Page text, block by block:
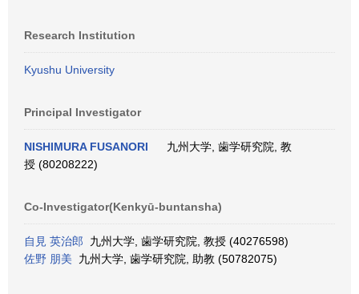
Research Institution
Kyushu University
Principal Investigator
NISHIMURA FUSANORI
九州大学, 歯学研究院, 教
授 (80208222)
Co-Investigator(Kenkyū-buntansha)
自見 英治郎 九州大学, 歯学研究院, 教授 (40276598)
佐野 朋美 九州大学, 歯学研究院, 助教 (50782075)